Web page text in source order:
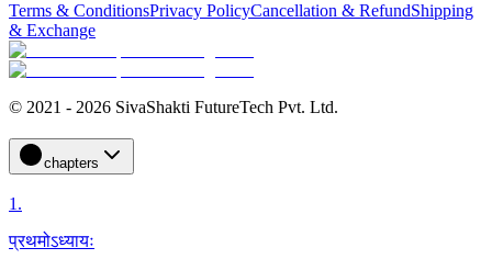
Terms & ConditionsPrivacy PolicyCancellation & RefundShipping
& Exchange
© 2021 - 2026 SivaShakti FutureTech Pvt. Ltd.
chapters
1.
प्रथमोऽध्यायः